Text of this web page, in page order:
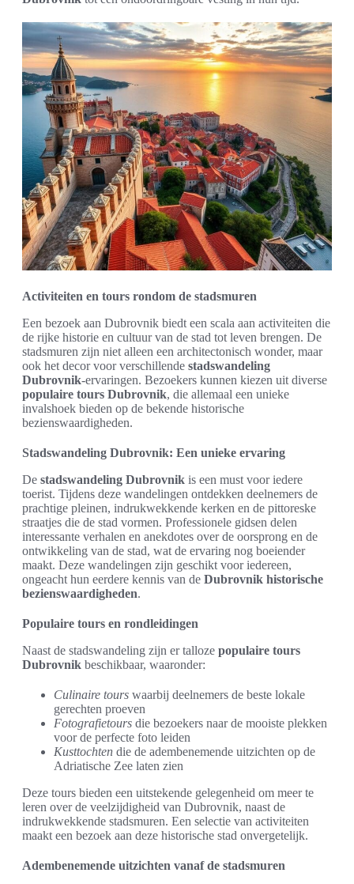
Activiteiten en tours rondom de stadsmuren
Een bezoek aan Dubrovnik biedt een scala aan activiteiten die
de rijke historie en cultuur van de stad tot leven brengen. De
stadsmuren zijn niet alleen een architectonisch wonder, maar
ook het decor voor verschillende stadswandeling
Dubrovnik-ervaringen. Bezoekers kunnen kiezen uit diverse
populaire tours Dubrovnik, die allemaal een unieke
invalshoek bieden op de bekende historische
bezienswaardigheden.
Stadswandeling Dubrovnik: Een unieke ervaring
De stadswandeling Dubrovnik is een must voor iedere
toerist. Tijdens deze wandelingen ontdekken deelnemers de
prachtige pleinen, indrukwekkende kerken en de pittoreske
straatjes die de stad vormen. Professionele gidsen delen
interessante verhalen en anekdotes over de oorsprong en de
ontwikkeling van de stad, wat de ervaring nog boeiender
maakt. Deze wandelingen zijn geschikt voor iedereen,
ongeacht hun eerdere kennis van de Dubrovnik historische
bezienswaardigheden.
Populaire tours en rondleidingen
Naast de stadswandeling zijn er talloze populaire tours
Dubrovnik beschikbaar, waaronder:
Culinaire tours waarbij deelnemers de beste lokale
gerechten proeven
Fotografietours die bezoekers naar de mooiste plekken
voor de perfecte foto leiden
Kusttochten die de adembenemende uitzichten op de
Adriatische Zee laten zien
Deze tours bieden een uitstekende gelegenheid om meer te
leren over de veelzijdigheid van Dubrovnik, naast de
indrukwekkende stadsmuren. Een selectie van activiteiten
maakt een bezoek aan deze historische stad onvergetelijk.
Adembenemende uitzichten vanaf de stadsmuren